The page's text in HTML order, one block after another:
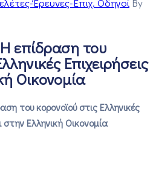
επίδραση του
Επιχειρήσεις
Οικονομία
του κορονοϊού στις Ελληνικές
στην Ελληνική Οικονομία